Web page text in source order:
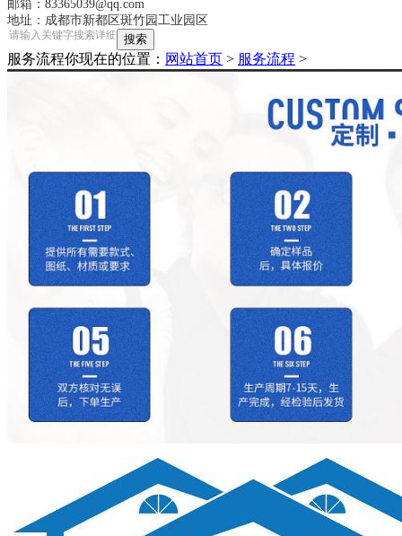
邮箱：83365039@qq.com
地址：成都市新都区斑竹园工业园区
服务流程你现在的位置： 网站首页 > 服务流程 >